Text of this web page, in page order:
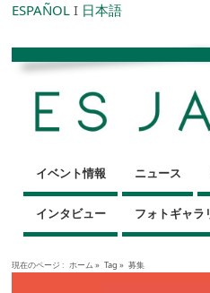
ESPAÑOL I 日本語
イベント情報 ニュース
インタビュー フォトギャラ
現在のページ : ホーム » Tag » 募集